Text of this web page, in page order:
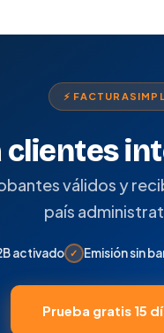
⚡
clientes
válidos y
país
activado ✓ Emisión sin
Prueba gratis 15